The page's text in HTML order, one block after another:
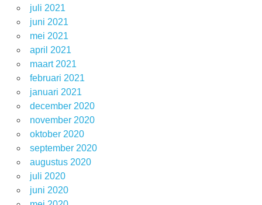
juli 2021
juni 2021
mei 2021
april 2021
maart 2021
februari 2021
januari 2021
december 2020
november 2020
oktober 2020
september 2020
augustus 2020
juli 2020
juni 2020